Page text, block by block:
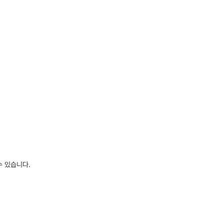
있습니다.